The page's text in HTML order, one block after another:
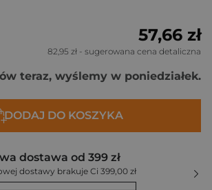
57,66 zł
82,95 zł - sugerowana cena detaliczna
teraz, wyślemy w poniedziałek.
DODAJ DO KOSZYKA
dostawa od 399 zł
dostawy brakuje Ci 399,00 zł